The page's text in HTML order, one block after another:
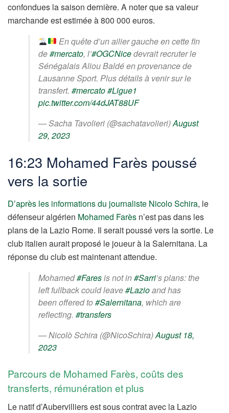
confondues la saison dernière. A noter que sa valeur
marchande est estimée à 800 000 euros.
En quête d’un ailier gauche en cette fin
de#mercato, l’#OGCNicedevrait recruter le
Sénégalais Aliou Baldé en provenance de
Lausanne Sport. Plus détails à venir sur le
transfert. #mercato#Ligue1
pic.twitter.com/44dJAT88UF
— Sacha Tavolieri (@sachatavolieri)August
29, 2023
16:23 Mohamed Farès poussé
vers la sortie
D’après les informations du journaliste Nicolo Schira, le
défenseur algérien Mohamed Farès n’est pas dans les
plans de la Lazio Rome. Il serait poussé vers la sortie. Le
club italien aurait proposé le joueur à la Salernitana. La
réponse du club est maintenant attendue.
Mohamed#Faresis not in#Sarri’s plans: the
left fullback could leave#Lazioand has
been offered to#Salernitana, which are
reflecting. #transfers
— Nicolò Schira (@NicoSchira)August 18,
2023
Parcours de Mohamed Farès, coûts des
transferts, rémunération et plus
Le natif d’Aubervilliers est sous contrat avec la Lazio